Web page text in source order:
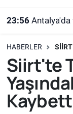
23:56 Antalya'da
HABERLER SIIRT
Siirt'te
Süper Lig
Tüm
Son Dakika